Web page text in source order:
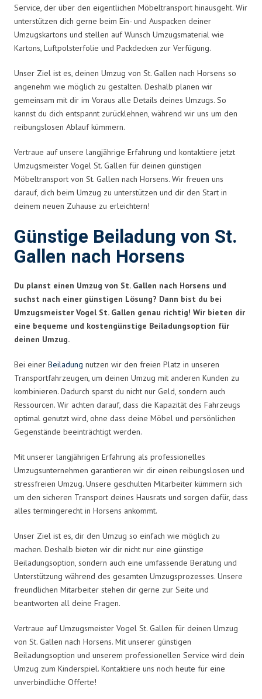
Service, der über den eigentlichen Möbeltransport hinausgeht. Wir
unterstützen dich gerne beim Ein- und Auspacken deiner
Umzugskartons und stellen auf Wunsch Umzugsmaterial wie
Kartons, Luftpolsterfolie und Packdecken zur Verfügung.
Unser Ziel ist es, deinen Umzug von St. Gallen nach Horsens so
angenehm wie möglich zu gestalten. Deshalb planen wir
gemeinsam mit dir im Voraus alle Details deines Umzugs. So
kannst du dich entspannt zurücklehnen, während wir uns um den
reibungslosen Ablauf kümmern.
Vertraue auf unsere langjährige Erfahrung und kontaktiere jetzt
Umzugsmeister Vogel St. Gallen für deinen günstigen
Möbeltransport von St. Gallen nach Horsens. Wir freuen uns
darauf, dich beim Umzug zu unterstützen und dir den Start in
deinem neuen Zuhause zu erleichtern!
Günstige Beiladung von St.
Gallen nach Horsens
Du planst einen Umzug von St. Gallen nach Horsens und
suchst nach einer günstigen Lösung? Dann bist du bei
Umzugsmeister Vogel St. Gallen genau richtig! Wir bieten dir
eine bequeme und kostengünstige Beiladungsoption für
deinen Umzug.
Bei einer Beiladung nutzen wir den freien Platz in unseren
Transportfahrzeugen, um deinen Umzug mit anderen Kunden zu
kombinieren. Dadurch sparst du nicht nur Geld, sondern auch
Ressourcen. Wir achten darauf, dass die Kapazität des Fahrzeugs
optimal genutzt wird, ohne dass deine Möbel und persönlichen
Gegenstände beeinträchtigt werden.
Mit unserer langjährigen Erfahrung als professionelles
Umzugsunternehmen garantieren wir dir einen reibungslosen und
stressfreien Umzug. Unsere geschulten Mitarbeiter kümmern sich
um den sicheren Transport deines Hausrats und sorgen dafür, dass
alles termingerecht in Horsens ankommt.
Unser Ziel ist es, dir den Umzug so einfach wie möglich zu
machen. Deshalb bieten wir dir nicht nur eine günstige
Beiladungsoption, sondern auch eine umfassende Beratung und
Unterstützung während des gesamten Umzugsprozesses. Unsere
freundlichen Mitarbeiter stehen dir gerne zur Seite und
beantworten all deine Fragen.
Vertraue auf Umzugsmeister Vogel St. Gallen für deinen Umzug
von St. Gallen nach Horsens. Mit unserer günstigen
Beiladungsoption und unserem professionellen Service wird dein
Umzug zum Kinderspiel. Kontaktiere uns noch heute für eine
unverbindliche Offerte!